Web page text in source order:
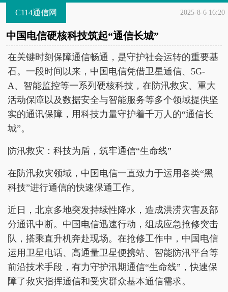
C114通信网 2025-8-6 16:20
中国电信硬核科技筑起“通信长城”
在关键时刻保障通信畅通，是守护社会运转的重要基
石。一段时间以来，中国电信凭借卫星通信、5G-
A、智能监控等一系列硬核科技，在防汛救灾、重大
活动保障以及数据安全与智能服务等多个领域提供坚
实的通讯保障，用科技力量守护着千万人的“通信长
城”。
防汛救灾：科技为盾，筑牢通信“生命线”
在防汛救灾领域，中国电信一直致力于运用各类“黑
科技”进行通信的快速保通工作。
近日，北京多地突发持续性降水，造成洪涝灾害及部
分通讯中断。中国电信迅速行动，组成应急抢修突击
队，搭乘直升机奔赴现场。在抢修工作中，中国电信
运用卫星电话、高通量卫星便携站、智能防汛平台等
前沿技术手段，有力守护汛期通信“生命线”，快速保
障了救灾指挥通信和受灾群众基本通信需求。